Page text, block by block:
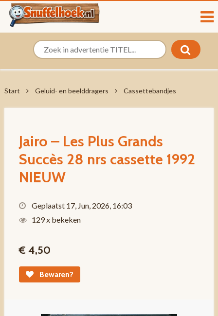
Start Geluid- en beelddragers Cassettebandjes
Jairo – Les Plus Grands
Succès 28 nrs cassette 1992
NIEUW
Geplaatst 17, Jun, 2026, 16:03
129 x bekeken
€ 4,50
Bewaren?